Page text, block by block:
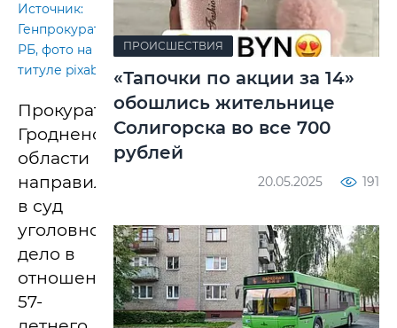
Источник:
Генпрокуратура
РБ, фото на
титуле pixabay
Прокуратура
Гродненской
области
направила
в суд
уголовное
дело в
отношении
57-
ПРОИСШЕСТВИЯ
«Тапочки по акции за 14»
обошлись жительнице
Солигорска во все 700
рублей
20.05.2025 191